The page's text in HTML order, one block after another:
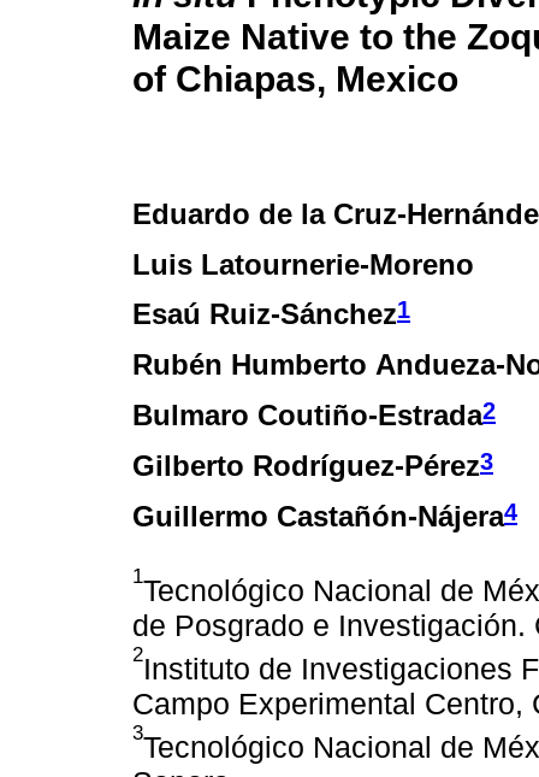
Maize Native to the
of Chiapas, Mexico
Eduardo de la Cruz-
Luis Latournerie-Moreno
Esaú Ruiz-Sánchez1
Rubén Humberto Andueza-
Bulmaro Coutiño-Estrada2
Gilberto Rodríguez-Pérez3
Guillermo Castañón-Nájera4
1Tecnológico Nacional de
de Posgrado e
2Instituto de Investigaciones
Campo Experimental Centro,
3Tecnológico Nacional de